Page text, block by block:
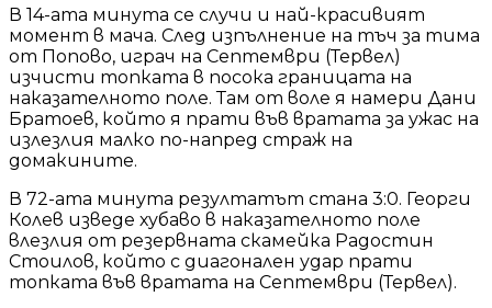
В 14-ата минута се случи и най-красивият
момент в мача. След изпълнение на тъч за тима
от Попово, играч на Септември (Тервел)
изчисти топката в посока границата на
наказателното поле. Там от воле я намери Дани
Братоев, който я прати във вратата за ужас на
излезлия малко по-напред страж на
домакините.
В 72-ата минута резултатът стана 3:0. Георги
Колев изведе хубаво в наказателното поле
влезлия от резервната скамейка Радостин
Стоилов, който с диагонален удар прати
топката във вратата на Септември (Тервел).